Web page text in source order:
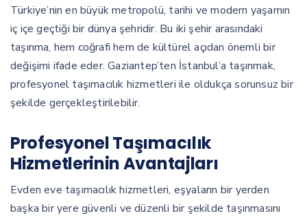
Türkiye’nin en büyük metropolü, tarihi ve modern yaşamın
iç içe geçtiği bir dünya şehridir. Bu iki şehir arasındaki
taşınma, hem coğrafi hem de kültürel açıdan önemli bir
değişimi ifade eder. Gaziantep’ten İstanbul’a taşınmak,
profesyonel taşımacılık hizmetleri ile oldukça sorunsuz bir
şekilde gerçekleştirilebilir.
Profesyonel Taşımacılık
Hizmetlerinin Avantajları
Evden eve taşımacılık hizmetleri, eşyaların bir yerden
başka bir yere güvenli ve düzenli bir şekilde taşınmasını